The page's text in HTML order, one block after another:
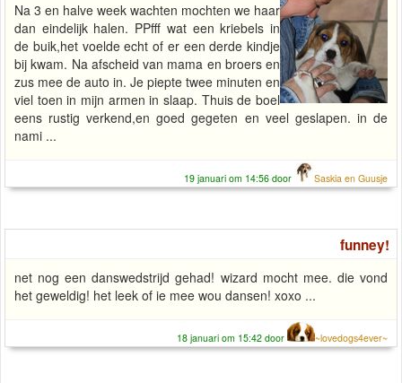
Na 3 en halve week wachten mochten we haar
dan eindelijk halen. PPfff wat een kriebels in
de buik,het voelde echt of er een derde kindje
bij kwam. Na afscheid van mama en broers en
zus mee de auto in. Je piepte twee minuten en
viel toen in mijn armen in slaap. Thuis de boel
eens rustig verkend,en goed gegeten en veel geslapen. in de
nami ...
19 januari om 14:56 door Saskia en Guusje
funney!
net nog een danswedstrijd gehad! wizard mocht mee. die vond
het geweldig! het leek of ie mee wou dansen! xoxo ...
18 januari om 15:42 door ~lovedogs4ever~